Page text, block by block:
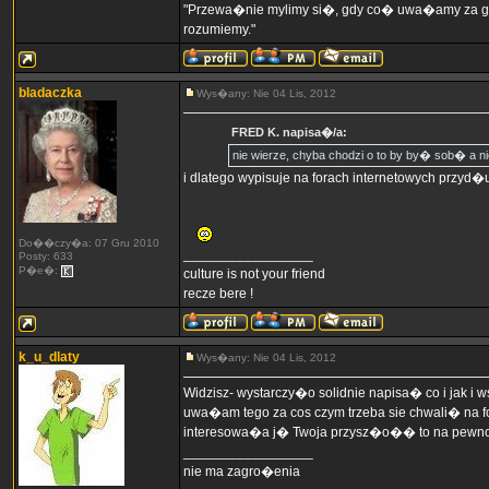
"Przewa�nie mylimy si�, gdy co� uwa�amy za
rozumiemy."
bladaczka
Do��czy�a: 07 Gru 2010
Posty: 633
P�e�:
Wys�any: Nie 04 Lis, 2012
FRED K. napisa�/a:
nie wierze, chyba chodzi o to by by� sob� a
i dlatego wypisuje na forach internetowych
culture is not your friend
recze bere !
k_u_dlaty Wys�any: Nie 04 Lis, 2012
Widzisz- wystarczy�o solidnie napisa� co i jak i
uwa�am tego za cos czym trzeba sie chwali�
interesowa�a j� Twoja przysz�o�� to na
nie ma zagro�enia